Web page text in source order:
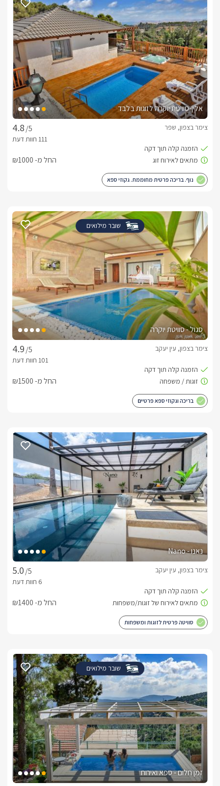
אלין-סוויטת יוקרה לזוגות בלבד
/5
צימר בצפון, שפר
החל מ- ₪1000
נוף. בריכה פרטית מחוממת. גקוזי ספא
שובר מילואים
סגול - סוויטת יוקרה
/5
צימר בצפון, עין יעקב
החל מ- ₪1500
בריכה וגקוזי ספא פרטיים
נאנו - Nano
/5
צימר בצפון, עין יעקב
החל מ- ₪1400
סוויטה פרטית לזוגות ומשפחות
שובר מילואים
זמן חלום - ספא ואירוח